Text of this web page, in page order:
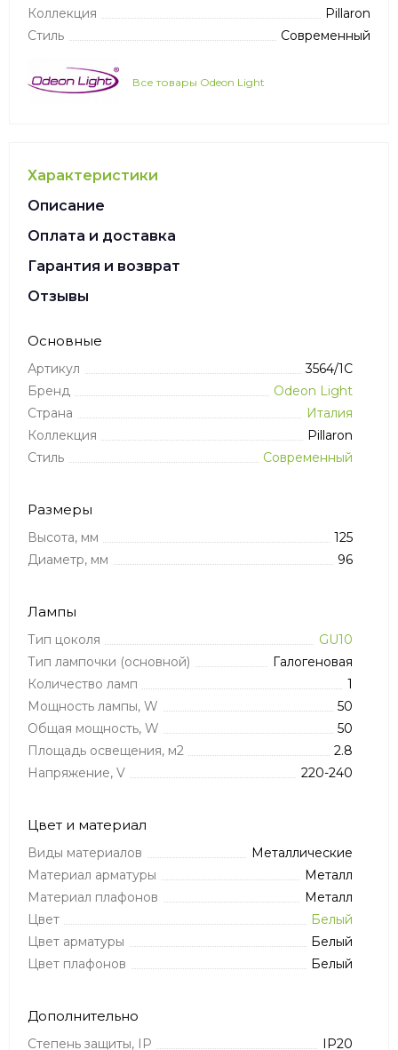
Коллекция
Pillaron
Стиль
Современный
Все товары Odeon Light
Характеристики
Описание
Оплата и доставка
Гарантия и возврат
Отзывы
Основные
Артикул
3564/1C
Бренд
Odeon Light
Страна
Италия
Коллекция
Pillaron
Стиль
Современный
Размеры
Высота, мм
125
Диаметр, мм
96
Лампы
Тип цоколя
GU10
Тип лампочки (основной)
Галогеновая
Количество ламп
1
Мощность лампы, W
50
Общая мощность, W
50
Площадь освещения, м2
2.8
Напряжение, V
220-240
Цвет и материал
Виды материалов
Металлические
Материал арматуры
Металл
Материал плафонов
Металл
Цвет
Белый
Цвет арматуры
Белый
Цвет плафонов
Белый
Дополнительно
Степень защиты, IP IP20